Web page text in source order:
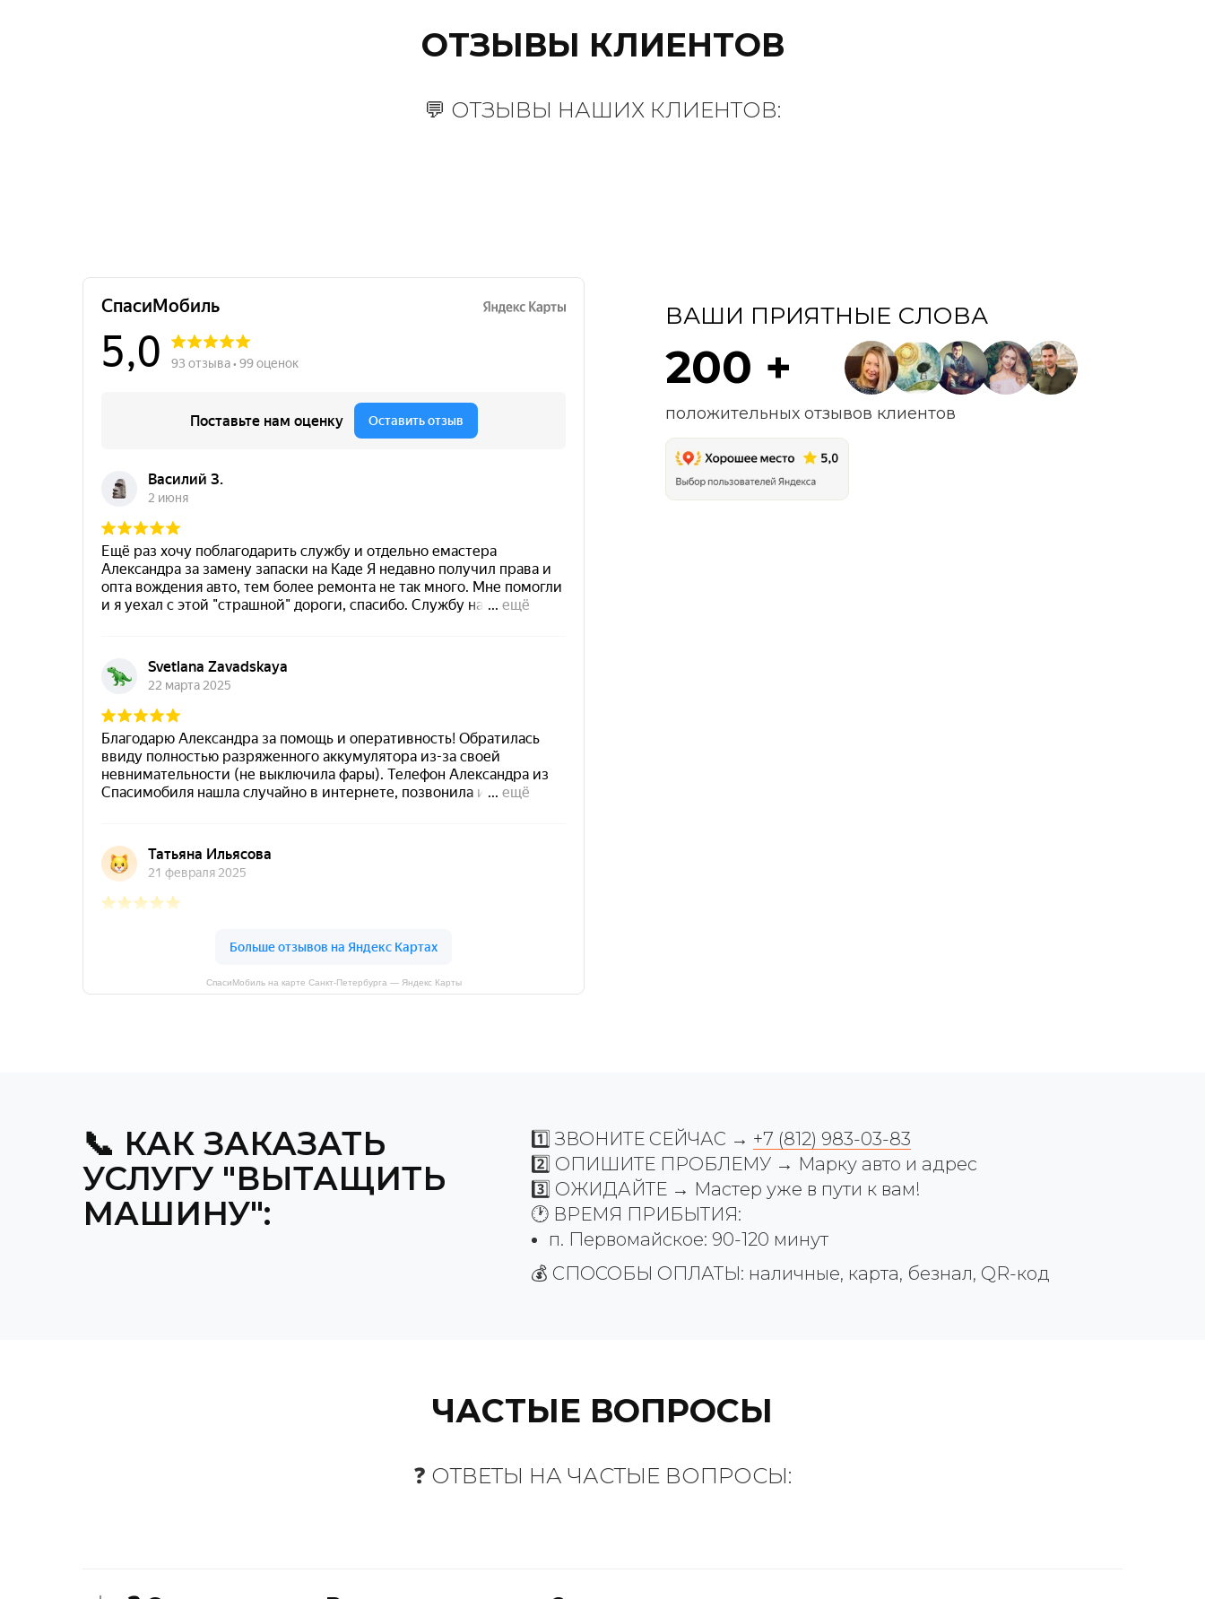
ОТЗЫВЫ КЛИЕНТОВ
💬 ОТЗЫВЫ НАШИХ КЛИЕНТОВ:
СпасиМобиль на карте Санкт‑Петербурга — Яндекс Карты
положительных отзывов клиентов
200 +
ВАШИ ПРИЯТНЫЕ СЛОВА
📞 КАК ЗАКАЗАТЬ
УСЛУГУ "ВЫТАЩИТЬ
МАШИНУ":
1️⃣ ЗВОНИТЕ СЕЙЧАС → +7 (812) 983-03-83
2️⃣ ОПИШИТЕ ПРОБЛЕМУ → Марку авто и адрес
3️⃣ ОЖИДАЙТЕ → Мастер уже в пути к вам!
🕐 ВРЕМЯ ПРИБЫТИЯ:
п. Первомайское: 90-120 минут
💰 СПОСОБЫ ОПЛАТЫ: наличные, карта, безнал, QR-код
ЧАСТЫЕ ВОПРОСЫ
❓ ОТВЕТЫ НА ЧАСТЫЕ ВОПРОСЫ: